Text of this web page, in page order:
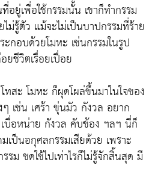
ยู่เพื่อใช้กรรมนั้น เขาก็ทำกรรม
ม่รู้ตัว แม้จะไม่เป็นบาปกรรมที่ร้าย
กอบด้วยโมหะ เช่นกรรมในรูป
ชีวิตเรื่อยเปื่อย
ทสะ โมหะ ก็ผุดโผล่ขึ้นมาในใจของ
เช่น เศร้า ขุ่นมัว กังวล อยาก
บื่อหน่าย กังวล คับข้อง ฯลฯ นี่ก็
เป็นอกุศลกรรมเสียด้วย เพราะ
ม ชดใช้ไปเท่าไรก็ไม่รู้จักสิ้นสุด มี